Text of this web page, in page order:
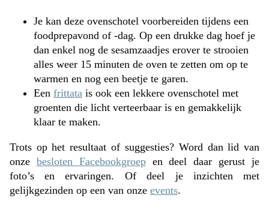
Je kan deze ovenschotel voorbereiden tijdens een
foodprepavond of -dag. Op een drukke dag hoef je
dan enkel nog de sesamzaadjes erover te strooien
alles weer 15 minuten de oven te zetten om op te
warmen en nog een beetje te garen.
Een frittata is ook een lekkere ovenschotel met
groenten die licht verteerbaar is en gemakkelijk
klaar te maken.
Trots op het resultaat of suggesties? Word dan lid van
onze besloten Facebookgroepen deel daar gerust je
foto’s en ervaringen. Of deel je inzichten met
gelijkgezinden op een van onze events.